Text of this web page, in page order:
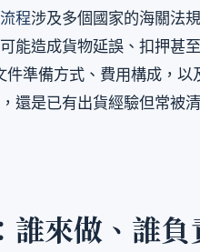
程涉及多個國家的海關法
能造成貨物延誤、扣押甚
準備方式、費用構成，以
還是已有出貨經驗但常被
誰來做、誰負